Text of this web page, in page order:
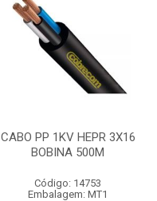
CABO PP 1KV HEPR 3X16
BOBINA 500M
Código: 14753
Embalagem: MT1